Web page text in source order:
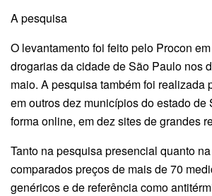
A pesquisa
O levantamento foi feito pelo Procon
drogarias da cidade de São Paulo nos
maio. A pesquisa também foi realizada
em outros dez municípios do estado de
forma online, em dez sites de grandes
Tanto na pesquisa presencial quanto
comparados preços de mais de 70
genéricos e de referência como